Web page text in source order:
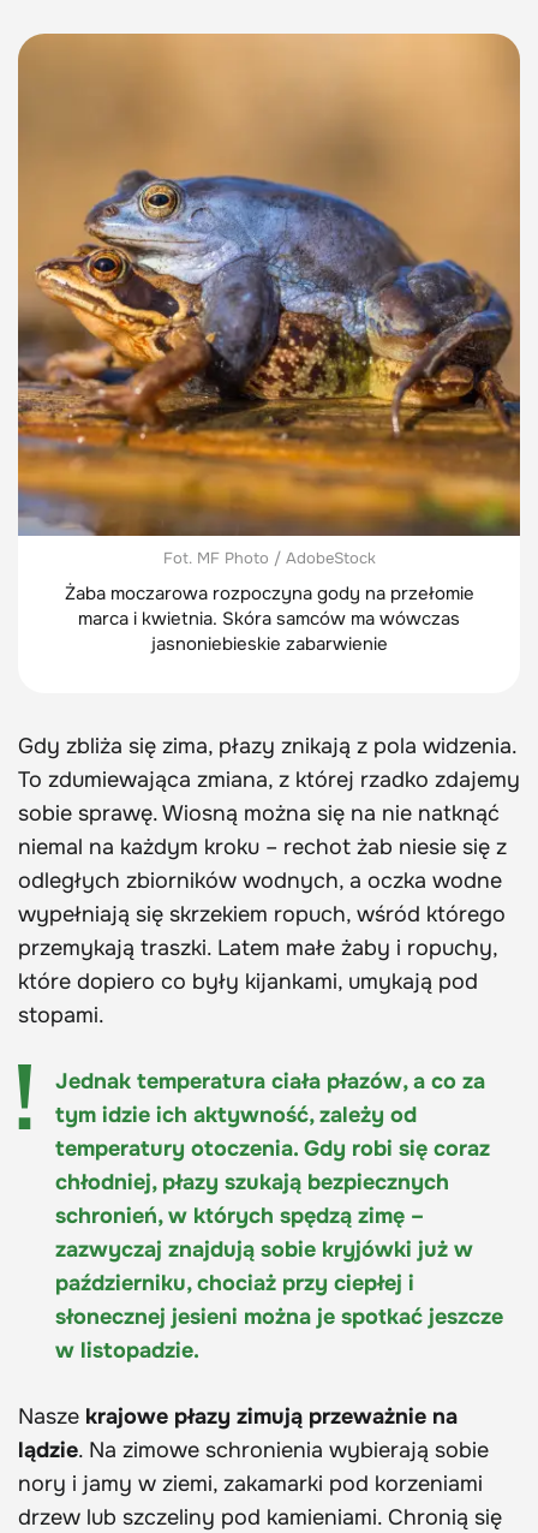
Fot. MF Photo / AdobeStock
Żaba moczarowa rozpoczyna gody na przełomie
marca i kwietnia. Skóra samców ma wówczas
jasnoniebieskie zabarwienie
Gdy zbliża się zima, płazy znikają z pola widzenia.
To zdumiewająca zmiana, z której rzadko zdajemy
sobie sprawę. Wiosną można się na nie natknąć
niemal na każdym kroku – rechot żab niesie się z
odległych zbiorników wodnych, a oczka wodne
wypełniają się skrzekiem ropuch, wśród którego
przemykają traszki. Latem małe żaby i ropuchy,
które dopiero co były kijankami, umykają pod
stopami.
Jednak temperatura ciała płazów, a co za
tym idzie ich aktywność, zależy od
temperatury otoczenia. Gdy robi się coraz
chłodniej, płazy szukają bezpiecznych
schronień, w których spędzą zimę –
zazwyczaj znajdują sobie kryjówki już w
październiku, chociaż przy ciepłej i
słonecznej jesieni można je spotkać jeszcze
w listopadzie.
Nasze krajowe płazy zimują przeważnie na
lądzie. Na zimowe schronienia wybierają sobie
nory i jamy w ziemi, zakamarki pod korzeniami
drzew lub szczeliny pod kamieniami. Chronią się